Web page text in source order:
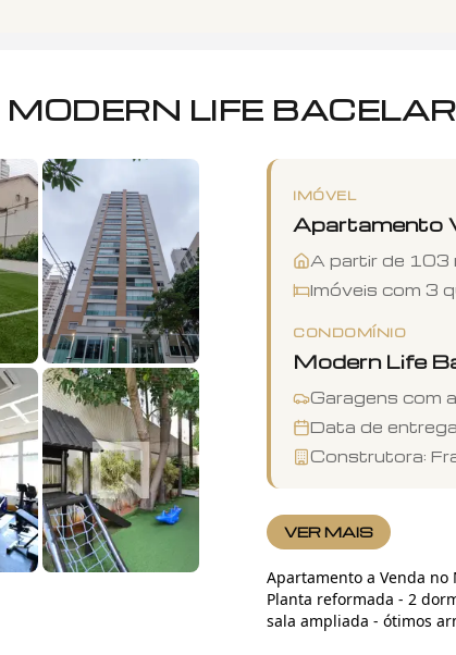
MODERN LIFE BACELAR
IMÓVEL
Apartamento
A partir de 103
Imóveis com 3
CONDOMÍNIO
Modern Life
Garagens com
Data de
Construtora:
VER MAIS
Apartamento a Venda no Modern
Planta reformada - 2
sala ampliada - ótimos